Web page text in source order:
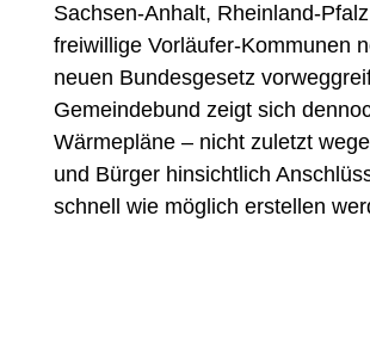
Sachsen-Anhalt, Rheinland-
freiwillige Vorläufer-Kommunen
neuen Bundesgesetz
Gemeindebund zeigt sich
Wärmepläne – nicht zuletzt
und Bürger hinsichtlich
schnell wie möglich erstellen